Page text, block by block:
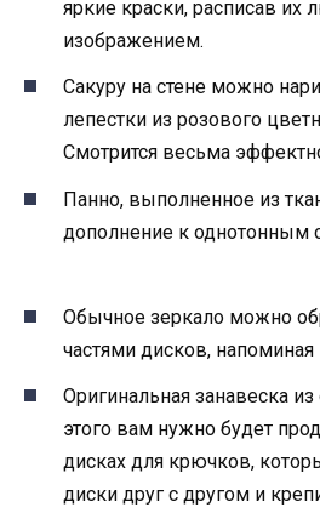
яркие краски, расписав
изображением.
Сакуру на стене можно
лепестки из розового
Смотрится весьма
Панно, выполненное из
дополнение к однотонным
Обычное зеркало можно
частями дисков, напоминая
Оригинальная занавеска
этого вам нужно будет
дисках для крючков,
диски друг с другом и